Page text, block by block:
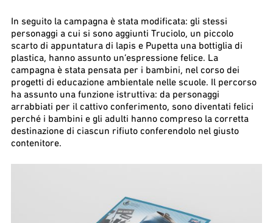
In seguito la campagna è stata modificata: gli stessi
personaggi a cui si sono aggiunti Truciolo, un piccolo
scarto di appuntatura di lapis e Pupetta una bottiglia di
plastica, hanno assunto un’espressione felice. La
campagna è stata pensata per i bambini, nel corso dei
progetti di educazione ambientale nelle scuole. Il percorso
ha assunto una funzione istruttiva: da personaggi
arrabbiati per il cattivo conferimento, sono diventati felici
perché i bambini e gli adulti hanno compreso la corretta
destinazione di ciascun rifiuto conferendolo nel giusto
contenitore.